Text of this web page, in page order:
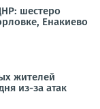
шестеро
Енакиево
жителей
из-за атак